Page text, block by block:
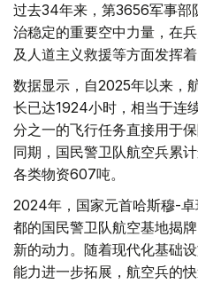
过去34年来，第3656军事部
治稳定的重要空中力量，在
及人道主义救援等方面发挥着
数据显示，自2025年以来，
长已达1924小时，相当于连
分之一的飞行任务直接用于
同期，国民警卫队航空兵累
各类物资607吨。
2024年，国家元首哈斯穆-
都的国民警卫队航空基地揭
新的动力。随着现代化基础
能力进一步拓展，航空兵的